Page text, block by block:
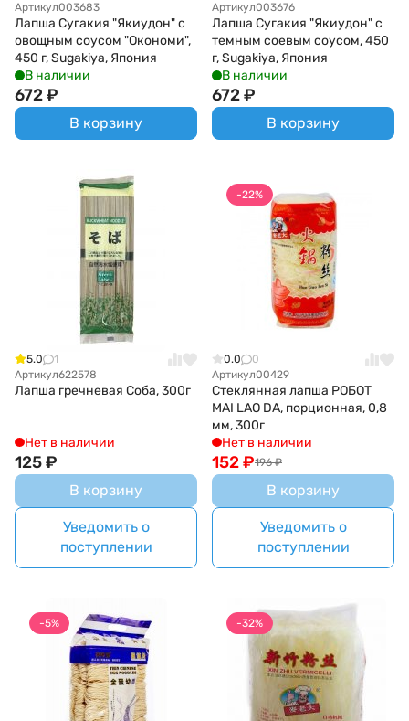
Артикул003683
Лапша Сугакия "Якиудон" с
овощным соусом "Окономи",
450 г, Sugakiya, Япония
В наличии
672₽
В корзину
Артикул003676
Лапша Сугакия "Якиудон" с
темным соевым соусом, 450
г, Sugakiya, Япония
В наличии
672₽
В корзину
5.0
1
Артикул622578
Лапша гречневая Соба, 300г
Нет в наличии
125₽
В корзину
Уведомить о
поступлении
-22%
0.0
0
Артикул00429
Стеклянная лапша РОБОТ
MAI LAO DA, порционная, 0,8
мм, 300г
Нет в наличии
196 ₽
152₽
В корзину
Уведомить о
поступлении
-5% -32%